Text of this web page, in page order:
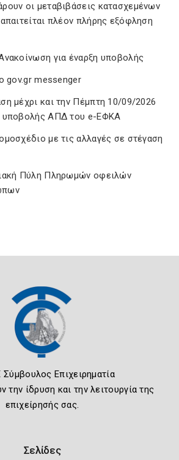
οι μεταβιβάσεις κατασχεμένων
πλέον πλήρης εξόφληση
για έναρξη υποβολής
gov.gr messenger
μέχρι και την Πέμπτη 10/09/2026
υποβολής ΑΠΔ του e-ΕΦΚΑ
με τις αλλαγές σε στέγαση
Πύλη Πληρωμών οφειλών
Σύμβουλος Επιχειρηματία
ίδρυση και την λειτουργία της
επιχείρησής σας.
Σελίδες